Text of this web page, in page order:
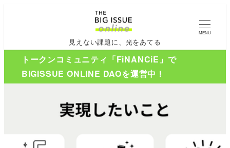
見えない課題に、光をあてる
MENU
トークンコミュニティ「FiNANCiE」で
BIGISSUE ONLINE DAOを運営中！